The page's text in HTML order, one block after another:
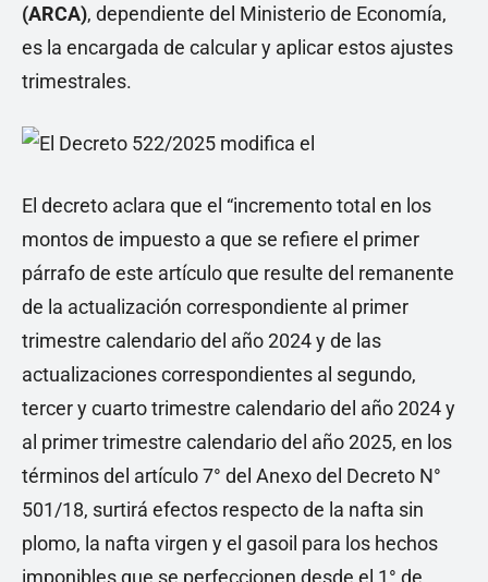
(ARCA), dependiente del Ministerio de Economía,
es la encargada de calcular y aplicar estos ajustes
trimestrales.
El decreto aclara que el “incremento total en los
montos de impuesto a que se refiere el primer
párrafo de este artículo que resulte del remanente
de la actualización correspondiente al primer
trimestre calendario del año 2024 y de las
actualizaciones correspondientes al segundo,
tercer y cuarto trimestre calendario del año 2024 y
al primer trimestre calendario del año 2025, en los
términos del artículo 7° del Anexo del Decreto N°
501/18, surtirá efectos respecto de la nafta sin
plomo, la nafta virgen y el gasoil para los hechos
imponibles que se perfeccionen desde el 1° de